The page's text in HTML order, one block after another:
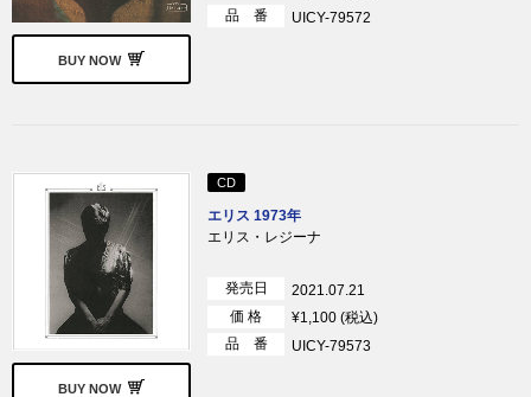
BUY NOW
品 番
UICY-79572
BUY NOW
CD
エリス 1973年
エリス・レジーナ
発売日
2021.07.21
価 格
¥1,100 (税込)
品 番
UICY-79573